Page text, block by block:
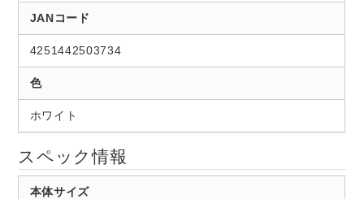
JANコード
4251442503734
色
ホワイト
スペック情報
本体サイズ